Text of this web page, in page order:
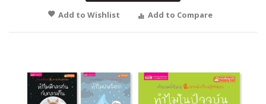
Add to Wishlist
Add to Compare